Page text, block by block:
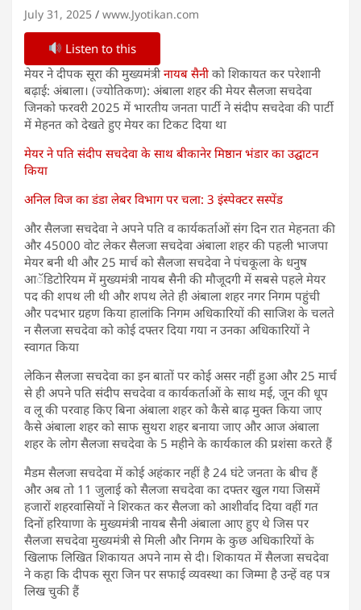
July 31, 2025 www.Jyotikan.com
Listen to this
मेयर ने दीपक सूरा की मुख्यमंत्री नायब सैनी को शिकायत कर परेशानी
बढ़ाई: अंबाला। (ज्योतिकण): अंबाला शहर की मेयर सैलजा सचदेवा
जिनको फरवरी 2025 में भारतीय जनता पार्टी ने संदीप सचदेवा की पार्टी
में मेहनत को देखते हुए मेयर का टिकट दिया था
मेयर ने पति संदीप सचदेवा के साथ बीकानेर मिष्ठान भंडार का उद्घाटन
किया
अनिल विज का डंडा लेबर विभाग पर चला: 3 इंस्पेक्टर सस्पेंड
और सैलजा सचदेवा ने अपने पति व कार्यकर्ताओं संग दिन रात मेहनता की
और 45000 वोट लेकर सैलजा सचदेवा अंबाला शहर की पहली भाजपा
मेयर बनी थी और 25 मार्च को सैलजा सचदेवा ने पंचकूला के धनुष
आॅडिटोरियम में मुख्यमंत्री नायब सैनी की मौजूदगी में सबसे पहले मेयर
पद की शपथ ली थी और शपथ लेते ही अंबाला शहर नगर निगम पहुंची
और पदभार ग्रहण किया हालांकि निगम अधिकारियों की साजिश के चलते
न सैलजा सचदेवा को कोई दफ्तर दिया गया न उनका अधिकारियों ने
स्वागत किया
लेकिन सैलजा सचदेवा का इन बातों पर कोई असर नहीं हुआ और 25 मार्च
से ही अपने पति संदीप सचदेवा व कार्यकर्ताओं के साथ मई, जून की धूप
व लू की परवाह किए बिना अंबाला शहर को कैसे बाढ़ मुक्त किया जाए
कैसे अंबाला शहर को साफ सुथरा शहर बनाया जाए और आज अंबाला
शहर के लोग सैलजा सचदेवा के 5 महीने के कार्यकाल की प्रशंसा करते हैं
मैडम सैलजा सचदेवा में कोई अहंकार नहीं है 24 घंटे जनता के बीच हैं
और अब तो 11 जुलाई को सैलजा सचदेवा का दफ्तर खुल गया जिसमें
हजारों शहरवासियों ने शिरकत कर सैलजा को आशीर्वाद दिया वहीं गत
दिनों हरियाणा के मुख्यमंत्री नायब सैनी अंबाला आए हुए थे जिस पर
सैलजा सचदेवा मुख्यमंत्री से मिली और निगम के कुछ अधिकारियों के
खिलाफ लिखित शिकायत अपने नाम से दी। शिकायत में सैलजा सचदेवा
ने कहा कि दीपक सूरा जिन पर सफाई व्यवस्था का जिम्मा है उन्हें वह पत्र
लिख चुकी हैं